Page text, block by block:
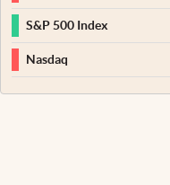
S&P 500 Index
Nasdaq